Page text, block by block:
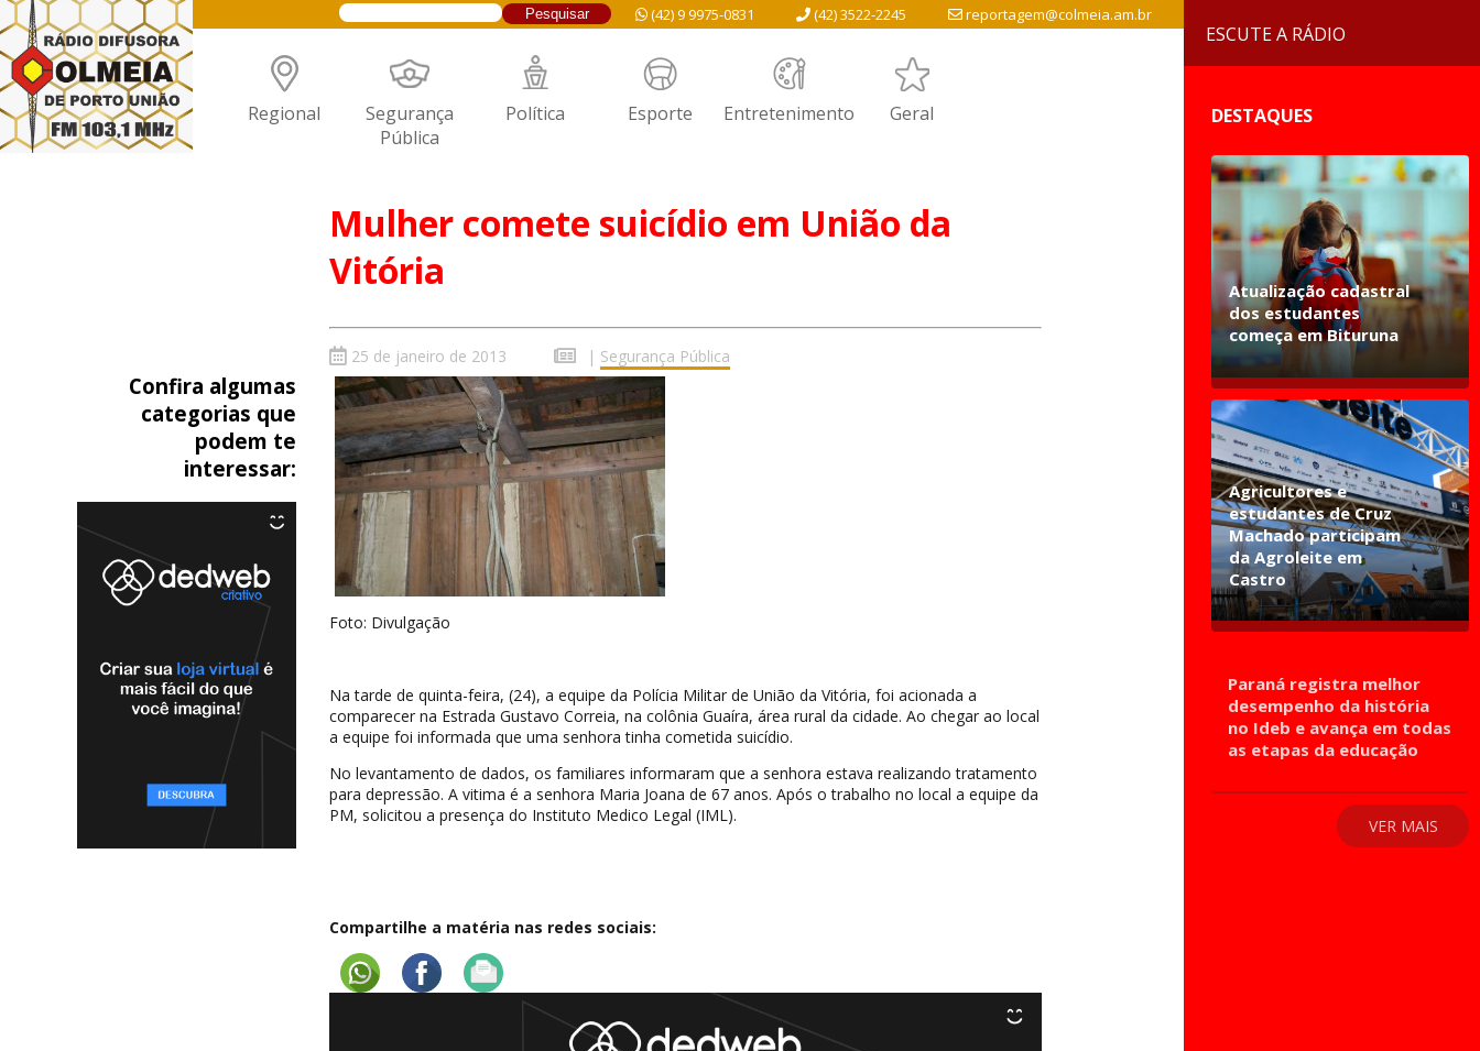
reportagem@colmeia.am.br
(42) 3522-2245
(42) 9 9975-0831
Regional Segurança
Pública
Política Esporte Entretenimento Geral
Mulher comete suicídio em União da
Vitória
Confira algumas
categorias que
podem te
interessar:
25 de janeiro de 2013 | Segurança Pública
Foto: Divulgação
Na tarde de quinta-feira, (24), a equipe da Polícia Militar de União da Vitória, foi acionada a
comparecer na Estrada Gustavo Correia, na colônia Guaíra, área rural da cidade. Ao chegar ao local
a equipe foi informada que uma senhora tinha cometida suicídio.
No levantamento de dados, os familiares informaram que a senhora estava realizando tratamento
para depressão. A vitima é a senhora Maria Joana de 67 anos. Após o trabalho no local a equipe da
PM, solicitou a presença do Instituto Medico Legal (IML).
Compartilhe a matéria nas redes sociais:
ESCUTE A RÁDIO
DESTAQUES
Atualização cadastral
dos estudantes
começa em Bituruna
Agricultores e
estudantes de Cruz
Machado participam
da Agroleite em
Castro
Paraná registra melhor
desempenho da história
no Ideb e avança em todas
as etapas da educação
VER MAIS